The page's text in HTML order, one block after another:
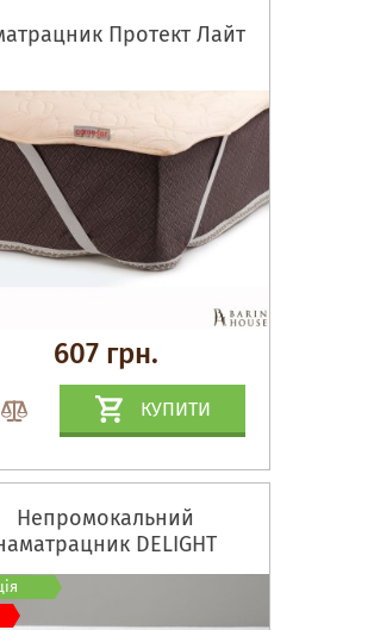
Протект Лайт
607 грн.
КУПИТИ
Непромокальний
DELIGHT